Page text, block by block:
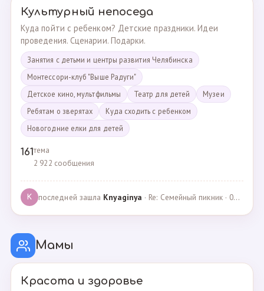
Культурный непоседа
Куда пойти с ребенком? Детские праздники. Идеи
проведения. Сценарии. Подарки.
Занятия с детьми и центры развития Челябинска
Монтессори-клуб "Выше Радуги"
Детское кино, мультфильмы
Театр для детей
Музеи
Ребятам о зверятах
Куда сходить с ребенком
Новогодние елки для детей
161тема
2 922 сообщения
K последней зашла Knyaginya · Re: Семейный пикник · 07.05.2025
Мамы
Красота и здоровье